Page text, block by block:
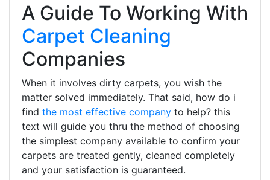
A Guide To Working With
Carpet Cleaning
Companies
When it involves dirty carpets, you wish the
matter solved immediately. That said, how do i
find the most effective company to help? this
text will guide you thru the method of choosing
the simplest company available to confirm your
carpets are treated gently, cleaned completely
and your satisfaction is guaranteed.